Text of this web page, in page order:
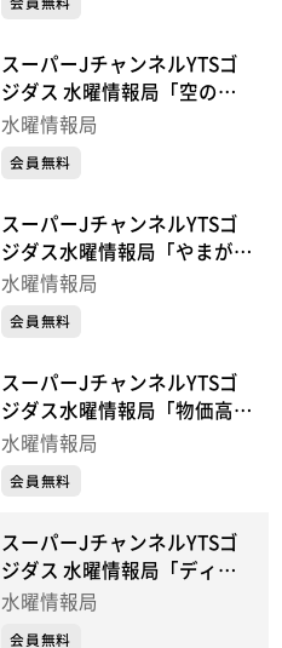
会員無料
スーパーJチャンネルYTSゴ
ジダス 水曜情報局「空の旅
気球で雲海が見たい」
水曜情報局
会員無料
スーパーJチャンネルYTSゴ
ジダス水曜情報局「やまがた
秋のアート特集」
水曜情報局
会員無料
スーパーJチャンネルYTSゴ
ジダス水曜情報局「物価高騰
の中頑張っています！山形で
水曜情報局
会員無料
スーパーJチャンネルYTSゴ
ジダス 水曜情報局「ディス
クゴルフの魅力」
水曜情報局
会員無料